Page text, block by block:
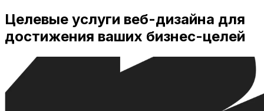
Целевые услуги веб-дизайна для
достижения ваших бизнес-целей